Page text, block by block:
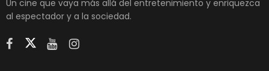
Un cine que vaya más allá del entretenimiento y enriquezca
al espectador y a la sociedad.